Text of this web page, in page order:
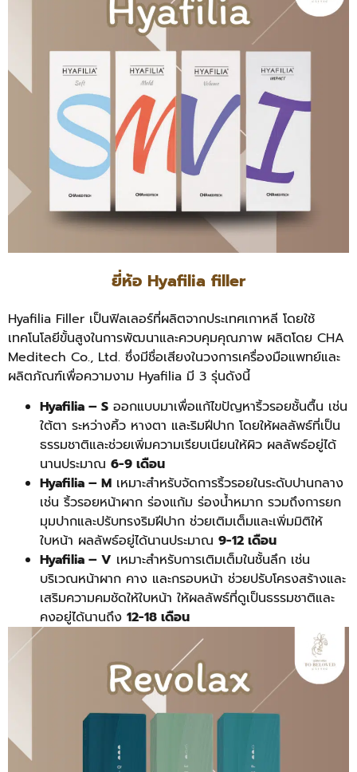
ยี่ห้อ Hyafilia filler
Hyafilia Filler เป็นฟิลเลอร์ที่ผลิตจากประเทศเกาหลี โดยใช้
เทคโนโลยีขั้นสูงในการพัฒนาและควบคุมคุณภาพ ผลิตโดย CHA
Meditech Co., Ltd. ซึ่งมีชื่อเสียงในวงการเครื่องมือแพทย์และ
ผลิตภัณฑ์เพื่อความงาม Hyafilia มี 3 รุ่นดังนี้
Hyafilia – S ออกแบบมาเพื่อแก้ไขปัญหาริ้วรอยชั้นตื้น เช่น
ใต้ตา ระหว่างคิ้ว หางตา และริมฝีปาก โดยให้ผลลัพธ์ที่เป็น
ธรรมชาติและช่วยเพิ่มความเรียบเนียนให้ผิว ผลลัพธ์อยู่ได้
นานประมาณ 6-9 เดือน
Hyafilia – M เหมาะสำหรับจัดการริ้วรอยในระดับปานกลาง
เช่น ริ้วรอยหน้าผาก ร่องแก้ม ร่องน้ำหมาก รวมถึงการยก
มุมปากและปรับทรงริมฝีปาก ช่วยเติมเต็มและเพิ่มมิติให้
ใบหน้า ผลลัพธ์อยู่ได้นานประมาณ 9-12 เดือน
Hyafilia – V เหมาะสำหรับการเติมเต็มในชั้นลึก เช่น
บริเวณหน้าผาก คาง และกรอบหน้า ช่วยปรับโครงสร้างและ
เสริมความคมชัดให้ใบหน้า ให้ผลลัพธ์ที่ดูเป็นธรรมชาติและ
คงอยู่ได้นานถึง 12-18 เดือน